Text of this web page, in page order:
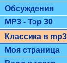
Обсуждения
MP3 - Top 30
Классика в mp3
Моя страница